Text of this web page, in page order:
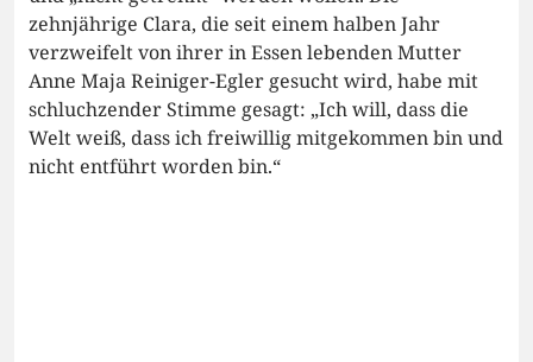
zehnjährige Clara, die seit einem halben Jahr
verzweifelt von ihrer in Essen lebenden Mutter
Anne Maja Reiniger-Egler gesucht wird, habe mit
schluchzender Stimme gesagt: „Ich will, dass die
Welt weiß, dass ich freiwillig mitgekommen bin und
nicht entführt worden bin.“